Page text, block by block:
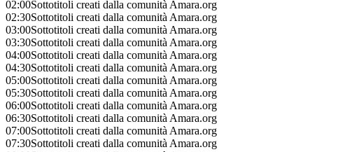
02:00Sottotitoli creati dalla comunità Amara.org
02:30Sottotitoli creati dalla comunità Amara.org
03:00Sottotitoli creati dalla comunità Amara.org
03:30Sottotitoli creati dalla comunità Amara.org
04:00Sottotitoli creati dalla comunità Amara.org
04:30Sottotitoli creati dalla comunità Amara.org
05:00Sottotitoli creati dalla comunità Amara.org
05:30Sottotitoli creati dalla comunità Amara.org
06:00Sottotitoli creati dalla comunità Amara.org
06:30Sottotitoli creati dalla comunità Amara.org
07:00Sottotitoli creati dalla comunità Amara.org
07:30Sottotitoli creati dalla comunità Amara.org